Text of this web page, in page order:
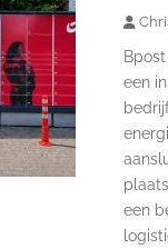
een
een